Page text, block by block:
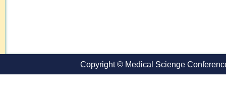
Copyright © Medical Scienge